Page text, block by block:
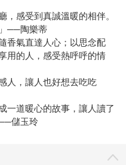
，感受到真誠溫暖的相伴。
──陶樂蒂
香氣直達人心；以思念配
用的人，感受熱呼呼的情
人，讓人也好想去吃吃
一道暖心的故事，讓人讀了
儲玉玲